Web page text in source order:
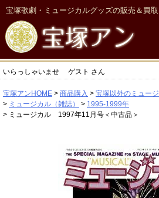
宝塚歌劇・ミュージカルグッズの販売＆買
いらっしゃいませ ゲスト さん
宝塚アンHOME 商品購入 宝塚以外のミュー
ミュージカル（雑誌）
1995-1999年
ミュージカル 1997年11月号＜中古品＞